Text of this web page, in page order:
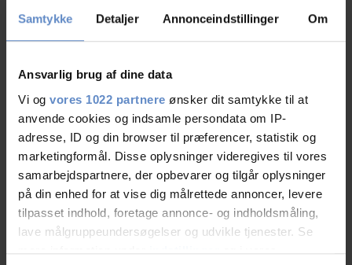
Samtykke Detaljer Annonceindstillinger Om
Ansvarlig brug af dine data
Vi og vores 1022 partnere ønsker dit samtykke til at
anvende cookies og indsamle persondata om IP-
adresse, ID og din browser til præferencer, statistik og
marketingformål. Disse oplysninger videregives til vores
samarbejdspartnere, der opbevarer og tilgår oplysninger
på din enhed for at vise dig målrettede annoncer, levere
tilpasset indhold, foretage annonce- og indholdsmåling,
lave målgruppeundersøgelser og udvikle tjenester. Se
mere information underindstillingerog i vores
8,88
8,88 ud af 10
Baseret på 58 anmeldelser
Læs mere